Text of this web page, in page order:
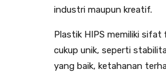
industri maupun kreatif.
Plastik HIPS memiliki sifat
cukup unik, seperti
yang baik, ketahanan